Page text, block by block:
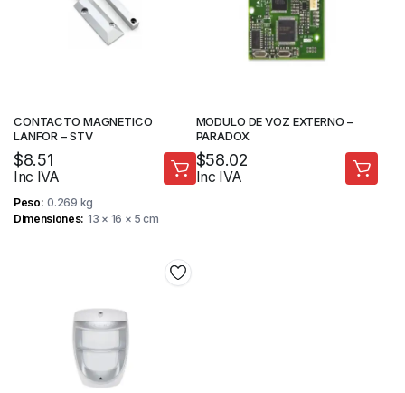
CONTACTO MAGNETICO
LANFOR – STV
$8.51
Inc IVA
Peso 0.269 kg
Dimensiones 13 × 16 × 5 cm
MODULO DE VOZ EXTERNO –
PARADOX
$58.02
Inc IVA